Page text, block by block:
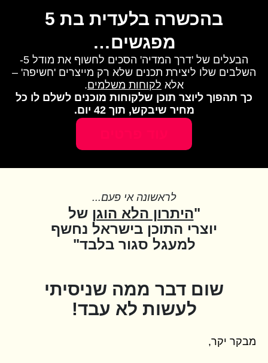
בהכשרה בלעדית בת 5
מפגשים…
הבעלים של 'דרך המדיה' הסכים לחשוף את מודל 5-
השלבים שלו ליצירת תכנים שלא רק מייצרים 'חשיפה' –
אלא לקוחות משלמים.
כך תהפוך ליוצר תוכן שלקוחות מוכנים לשלם לו כל
מחיר שיבקש, תוך 42 יום.
לראשונה אי פעם...
"היתרון הלא הוגן של
יוצרי התוכן בישראל נחשף
למעגל סגור בלבד"
שום דבר ממה שניסיתי
לעשות לא עבד!
מבקר יקר,